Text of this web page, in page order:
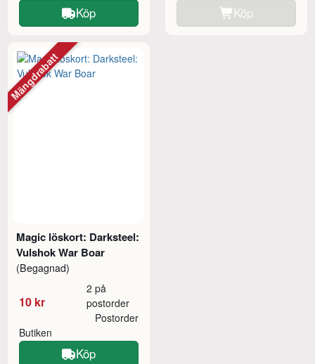
Köp Köp
Magic löskort: Darksteel:
Vulshok War Boar
(Begagnad)
10 kr
2 på
postorder
Butiken
Postorder
Köp
Mängdrabatt